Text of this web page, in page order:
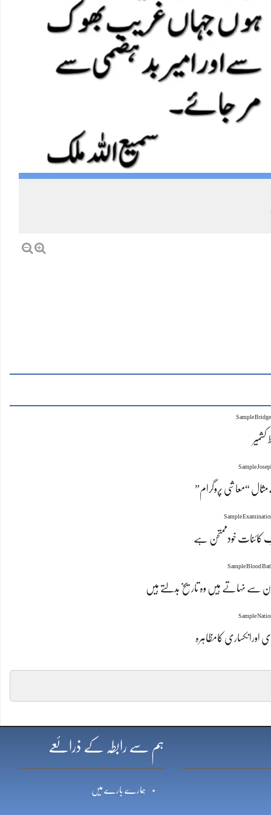
Load More
کشمیر
“معاشی پروگرام”
کائنات خودممتحن ہے
سے نہاتے ہیں وہ تاریخ بدلتے ہیں
اورانکساری کامظاہرہ
ہم سے رابطہ کے ذرائعے
ہمارے بارے میں